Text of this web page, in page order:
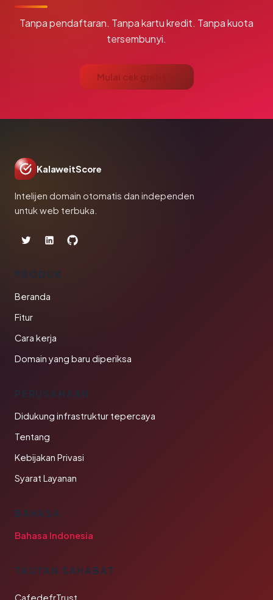
Tanpa pendaftaran. Tanpa kartu kredit. Tanpa kuota
tersembunyi.
Mulai cek gratis →
KalaweitScore
Intelijen domain otomatis dan independen
untuk web terbuka.
PRODUK
Beranda
Fitur
Cara kerja
Domain yang baru diperiksa
PERUSAHAAN
Didukung infrastruktur tepercaya
Tentang
Kebijakan Privasi
Syarat Layanan
BAHASA
Bahasa Indonesia
TAUTAN SAHABAT